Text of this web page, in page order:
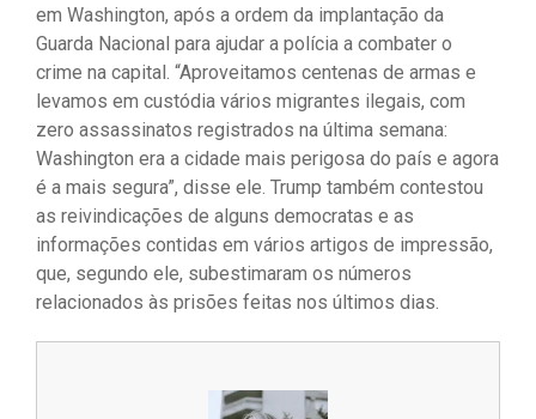
em Washington, após a ordem da implantação da
Guarda Nacional para ajudar a polícia a combater o
crime na capital. “Aproveitamos centenas de armas e
levamos em custódia vários migrantes ilegais, com
zero assassinatos registrados na última semana:
Washington era a cidade mais perigosa do país e agora
é a mais segura”, disse ele. Trump também contestou
as reivindicações de alguns democratas e as
informações contidas em vários artigos de impressão,
que, segundo ele, subestimaram os números
relacionados às prisões feitas nos últimos dias.